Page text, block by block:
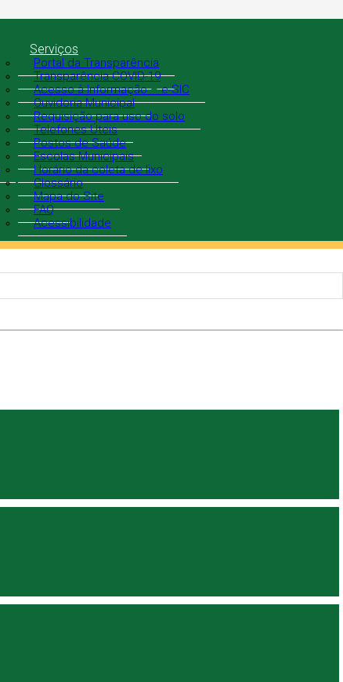
Serviços
Portal da Transparência
Transparência COVID-19
Acesso à Informação – e-SIC
Ouvidoria Municipal
Requisição para uso do solo
Telefones Úteis
Postos de Saúde
Escolas Municipais
Horário da coleta de lixo
Glossário
Mapa do Site
FAQ
Acessibilidade